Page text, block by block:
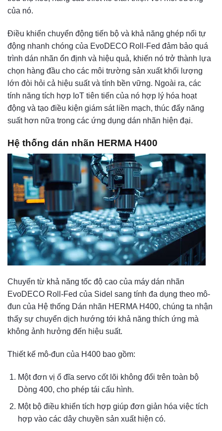
của nó.
Điều khiển chuyển động tiến bộ và khả năng ghép nối tự
động nhanh chóng của EvoDECO Roll-Fed đảm bảo quá
trình dán nhãn ổn định và hiệu quả, khiến nó trở thành lựa
chọn hàng đầu cho các môi trường sản xuất khối lượng
lớn đòi hỏi cả hiệu suất và tính bền vững. Ngoài ra, các
tính năng tích hợp IoT tiên tiến của nó hợp lý hóa hoạt
động và tạo điều kiện giám sát liền mạch, thúc đẩy năng
suất hơn nữa trong các ứng dụng dán nhãn hiện đại.
Hệ thống dán nhãn HERMA H400
Chuyển từ khả năng tốc độ cao của máy dán nhãn
EvoDECO Roll-Fed của Sidel sang tính đa dụng theo mô-
đun của Hệ thống Dán nhãn HERMA H400, chúng ta nhận
thấy sự chuyển dịch hướng tới khả năng thích ứng mà
không ảnh hưởng đến hiệu suất.
Thiết kế mô-đun của H400 bao gồm:
Một đơn vị ổ đĩa servo cốt lõi không đổi trên toàn bộ
Dòng 400, cho phép tái cấu hình.
Một bộ điều khiển tích hợp giúp đơn giản hóa việc tích
hợp vào các dây chuyền sản xuất hiện có.